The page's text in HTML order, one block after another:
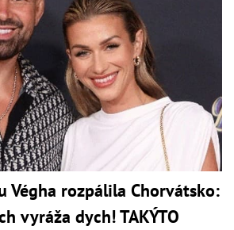
Végha rozpálila Chorvátsko:
vyráža dych! TAKÝTO